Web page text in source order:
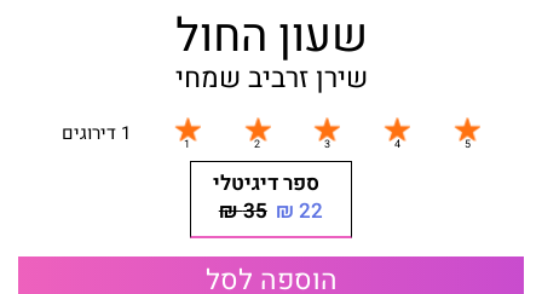
שעון החול
שירן זרביב שמחי
1 דירוגים
ספר דיגיטלי
22 ₪
35 ₪
הוספה לסל